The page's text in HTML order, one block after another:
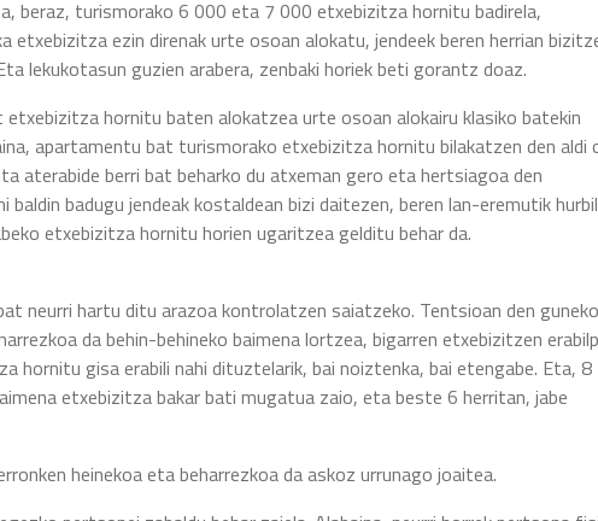
beraz, turismorako 6 000 eta 7 000 etxebizitza hornitu badirela,
etxebizitza ezin direnak urte osoan alokatu, jendeek beren herrian
lekukotasun guzien arabera, zenbaki horiek beti gorantz doaz.
hornitu baten alokatzea urte osoan alokairu klasiko batekin
apartamentu bat turismorako etxebizitza hornitu bilakatzen den aldi
aterabide berri bat beharko du atxeman gero eta hertsiagoa den
badugu jendeak kostaldean bizi daitezen, beren lan-eremutik
etxebizitza hornitu horien ugaritzea gelditu behar da.
neurri hartu ditu arazoa kontrolatzen saiatzeko. Tentsioan den
da behin-behineko baimena lortzea, bigarren etxebizitzen
hornitu gisa erabili nahi dituztelarik, bai noiztenka, bai etengabe. Eta, 8
etxebizitza bakar bati mugatua zaio, eta beste 6 herritan, jabe
heinekoa eta beharrezkoa da askoz urrunago joaitea.